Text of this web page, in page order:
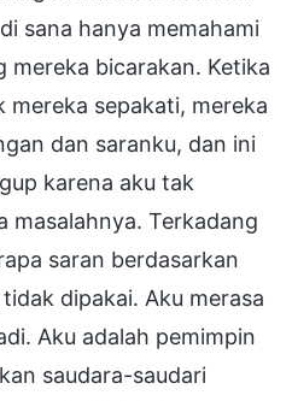
sana hanya memahami
mereka bicarakan. Ketika
mereka sepakati, mereka
dan saranku, dan ini
karena aku tak
masalahnya. Terkadang
saran berdasarkan
dipakai. Aku merasa
Aku adalah pemimpin
saudara-saudari